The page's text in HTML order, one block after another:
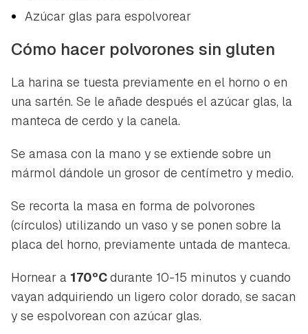
Guardar como favorito
Para poder guardar como favorito, primero has de
iniciar sesión con tu cuenta de Hogarmanía.
Azúcar glas para espolvorear
Cómo hacer polvorones sin gluten
La harina se tuesta previamente en el horno o en
una sartén. Se le añade después el azúcar glas, la
manteca de cerdo y la canela.
Se amasa con la mano y se extiende sobre un
mármol dándole un grosor de centímetro y medio.
Se recorta la masa en forma de polvorones
(círculos) utilizando un vaso y se ponen sobre la
placa del horno, previamente untada de manteca.
Hornear a 170ºCdurante 10-15 minutos y cuando
vayan adquiriendo un ligero color dorado, se sacan
y se espolvorean con azúcar glas.
Contenido enviado
Gracias por suscribirte a nuestro boletín.
ACEPTAR